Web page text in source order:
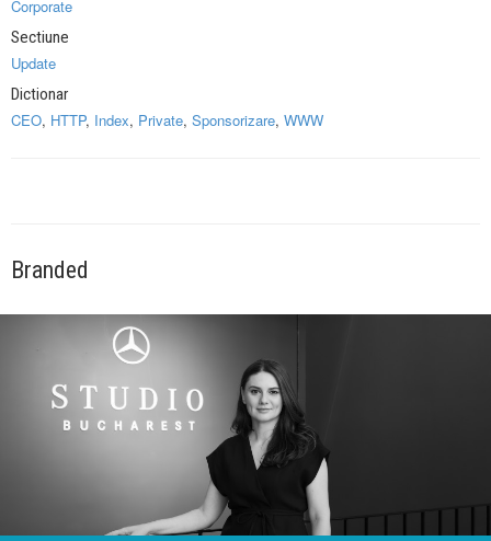
Corporate
Sectiune
Update
Dictionar
CEO, HTTP, Index, Private, Sponsorizare, WWW
Branded